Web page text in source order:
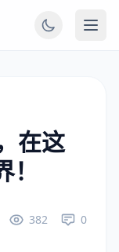
在这
382 0